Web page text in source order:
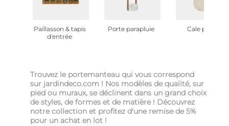
Paillasson & tapis
d'entrée
Porte parapluie Cale porte
Trouvez le portemanteau qui vous correspond
sur jardindeco.com ! Nos modèles de qualité, sur
pied ou muraux, se déclinent dans un grand choix
de styles, de formes et de matière ! Découvrez
notre collection et profitez d'une remise de 5%
pour un achat en lot !